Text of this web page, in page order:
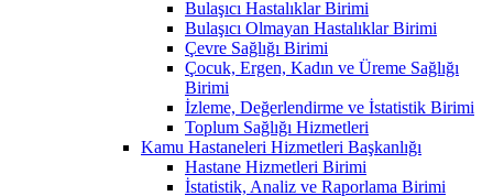
Bulaşıcı Hastalıklar Birimi
Bulaşıcı Olmayan Hastalıklar Birimi
Çevre Sağlığı Birimi
Çocuk, Ergen, Kadın ve Üreme Sağlığı
Birimi
İzleme, Değerlendirme ve İstatistik Birimi
Toplum Sağlığı Hizmetleri
Kamu Hastaneleri Hizmetleri Başkanlığı
Hastane Hizmetleri Birimi
İstatistik, Analiz ve Raporlama Birimi